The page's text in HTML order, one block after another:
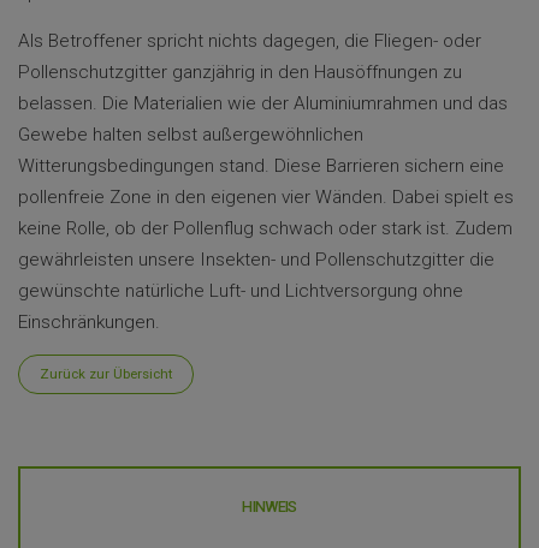
Zurück zur Übersicht
HINWEIS
Als Betroffener spricht nichts dagegen, die Fliegen- oder
Pollenschutzgitter ganzjährig in den Hausöffnungen zu
belassen. Die Materialien wie der Aluminiumrahmen und das
Gewebe halten selbst außergewöhnlichen
Witterungsbedingungen stand. Diese Barrieren sichern eine
pollenfreie Zone in den eigenen vier Wänden. Dabei spielt es
keine Rolle, ob der Pollenflug schwach oder stark ist. Zudem
gewährleisten unsere Insekten- und Pollenschutzgitter die
gewünschte natürliche Luft- und Lichtversorgung ohne
Einschränkungen.